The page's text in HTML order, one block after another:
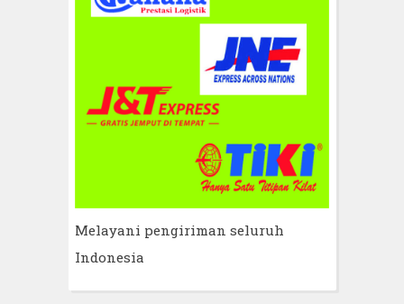
Melayani pengiriman seluruh
Indonesia